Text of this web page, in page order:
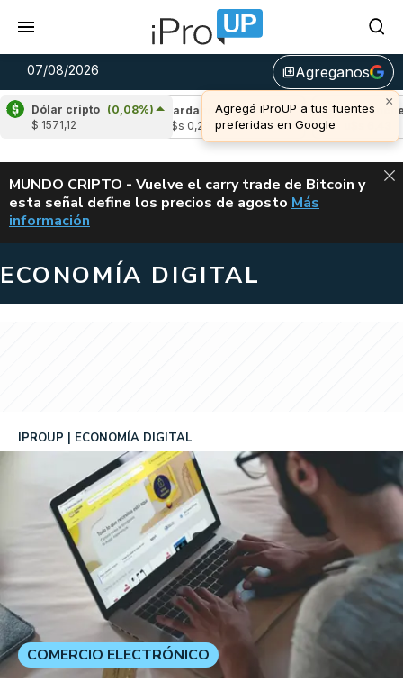
07/08/2026 library_addAgreganos
×
Agregá iProUP a tus fuentes
preferidas en Google
Dólar cripto (0,08%)
$ 1571,12
2,19%) Cardano (6,74%)
u$s 0,20
Avalanche
(-
u$s 6,43
ALERTA
MUNDO CRIPTO - Vuelve el carry trade de Bitcoin y
esta señal define los precios de agosto VUELVE EL
Más
información
ECONOMÍA DIGITAL
IPROUP ECONOMÍA DIGITAL
COMERCIO ELECTRÓNICO